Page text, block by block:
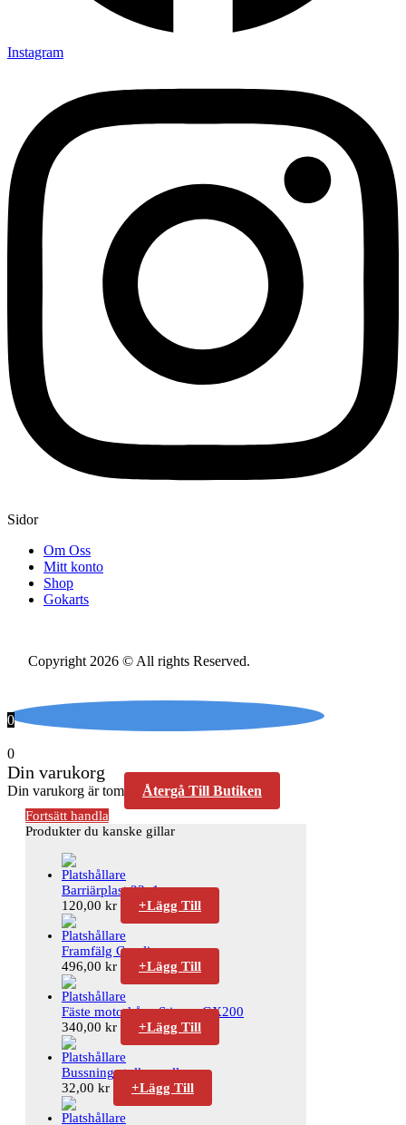
Instagram
Sidor
Om Oss
Mitt konto
Shop
Gokarts
Copyright 2026 © All rights Reserved.
0
0
Din varukorg
Din varukorg är tom Återgå Till Butiken
Fortsätt handla
Produkter du kanske gillar
Barriärplast 23x1cm
120,00 kr +Lägg Till
Framfälg Caroli
496,00 kr +Lägg Till
Fäste motorkåpa Stinger GX200
340,00 kr +Lägg Till
Bussning stolkonsoll
32,00 kr +Lägg Till